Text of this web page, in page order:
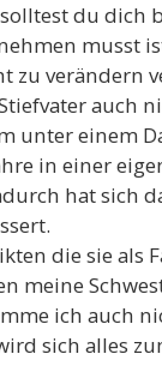
du dich
musst
zu verändern
auch
unter einem
in einer
hat sich
die sie als
meine
ich auch
sich alles